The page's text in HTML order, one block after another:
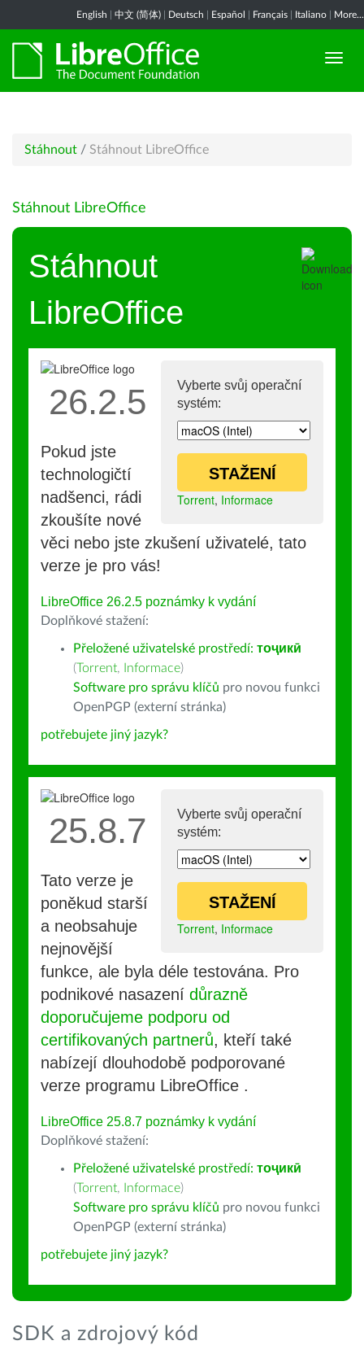
English 中文 (简体) Deutsch Español Français Italiano More...
Stáhnout / Stáhnout LibreOffice
Stáhnout LibreOffice
Stáhnout
LibreOffice
Vyberte svůj operační
systém:
STAŽENÍ
Torrent, Informace
26.2.5
Pokud jste
technologičtí
nadšenci, rádi
zkoušíte nové
věci nebo jste zkušení uživatelé, tato
verze je pro vás!
LibreOffice 26.2.5 poznámky k vydání
Doplňkové stažení:
Přeložené uživatelské prostředí: тоҷикӣ
(Torrent, Informace)
Software pro správu klíčů pro novou funkci
OpenPGP (externí stránka)
potřebujete jiný jazyk?
Vyberte svůj operační
systém:
STAŽENÍ
Torrent, Informace
25.8.7
Tato verze je
poněkud starší
a neobsahuje
nejnovější
funkce, ale byla déle testována. Pro
podnikové nasazení důrazně
doporučujeme podporu od
certifikovaných partnerů, kteří také
nabízejí dlouhodobě podporované
verze programu LibreOffice .
LibreOffice 25.8.7 poznámky k vydání
Doplňkové stažení:
Přeložené uživatelské prostředí: тоҷикӣ
(Torrent, Informace)
Software pro správu klíčů pro novou funkci
OpenPGP (externí stránka)
potřebujete jiný jazyk?
SDK a zdrojový kód